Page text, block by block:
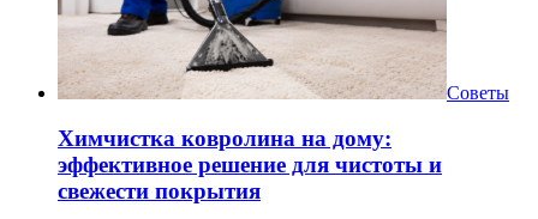
Советы
Химчистка ковролина на дому:
эффективное решение для чистоты и
свежести покрытия